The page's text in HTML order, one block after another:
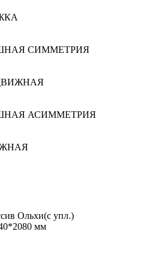
СИММЕТРИЯ
АСИММЕТРИЯ
Ольхи(с упл.)
мм